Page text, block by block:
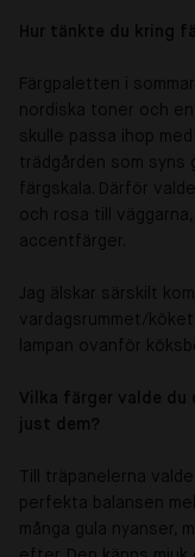
Hur tänkte du kring
Färgpaletten i
nordiska toner och en
skulle passa ihop
trädgården som syns
färgskala. Därför
och rosa till
accentfärger.
Jag älskar särskilt
vardagsrummet/
lampan ovanför
Vilka färger valde du
just dem?
Till träpanelerna
perfekta balansen
många gula nyanser,